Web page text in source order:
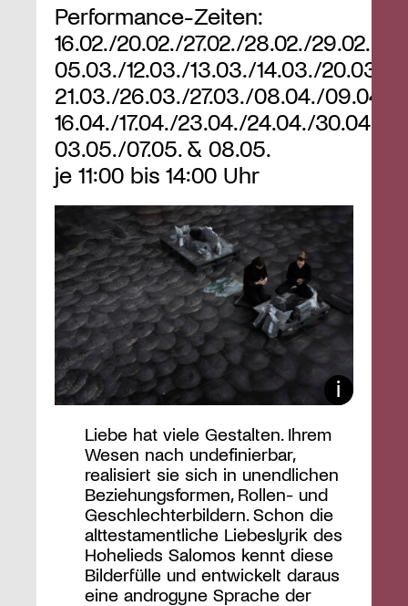
Performance-Zeiten:
16.02./20.02./27.02./28.02./29.02./
05.03./12.03./13.03./14.03./20.03./
21.03./26.03./27.03./08.04./09.04./
16.04./17.04./23.04./24.04./30.04./
03.05./07.05. & 08.05.
je 11:00 bis 14:00 Uhr
Liebe hat viele Gestalten. Ihrem
Wesen nach undefinierbar,
realisiert sie sich in unendlichen
Beziehungsformen, Rollen- und
Geschlechterbildern. Schon die
alttestamentliche Liebeslyrik des
Hohelieds Salomos kennt diese
Bilderfülle und entwickelt daraus
eine androgyne Sprache der